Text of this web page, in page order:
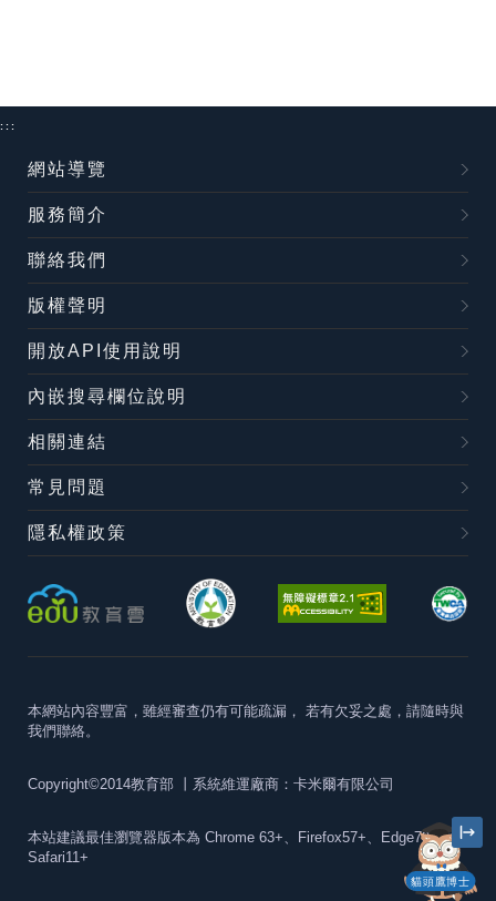
貓頭鷹博士
:::
網站導覽
服務簡介
聯絡我們
版權聲明
開放API使用說明
內嵌搜尋欄位說明
相關連結
常見問題
隱私權政策
本網站內容豐富，雖經審查仍有可能疏漏， 若有欠妥之處，請隨時與
我們聯絡。
Copyright©2014教育部 丨系統維運廠商：卡米爾有限公司
本站建議最佳瀏覽器版本為 Chrome 63+、Firefox57+、Edge79+及
Safari11+